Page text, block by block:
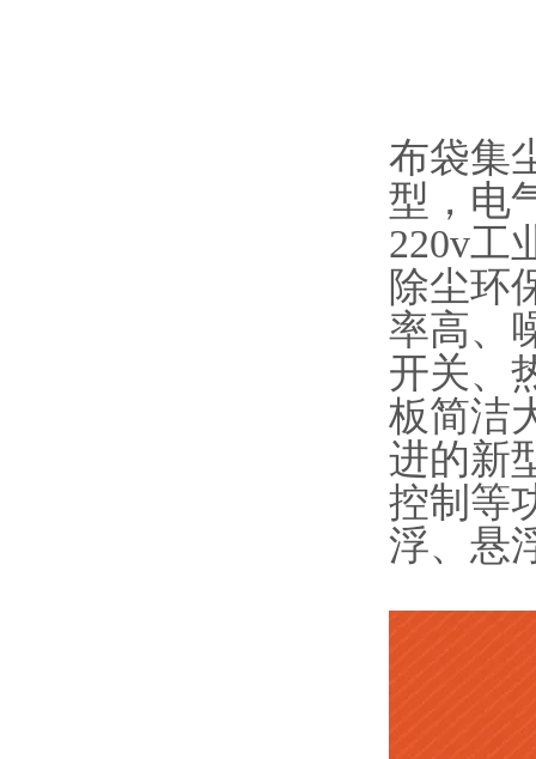
布袋集
型，电
220v工
除尘环
率高、
开关、
板简洁
进的新
控制等
浮、悬